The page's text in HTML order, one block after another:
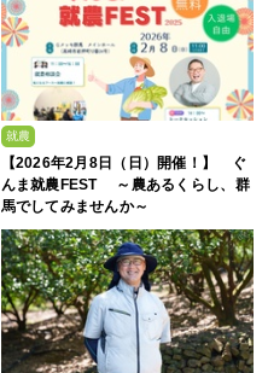
就農
【2026年2月8日（日）開催！】 ぐ
んま就農FEST ～農あるくらし、群
馬でしてみませんか～